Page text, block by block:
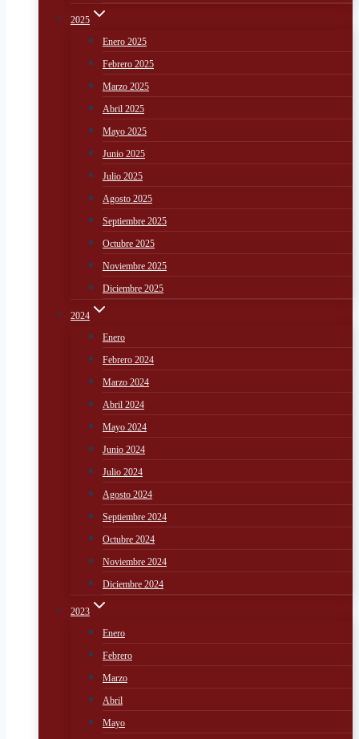
2025
Enero 2025
Febrero 2025
Marzo 2025
Abril 2025
Mayo 2025
Junio 2025
Julio 2025
Agosto 2025
Septiembre 2025
Octubre 2025
Noviembre 2025
Diciembre 2025
2024
Enero
Febrero 2024
Marzo 2024
Abril 2024
Mayo 2024
Junio 2024
Julio 2024
Agosto 2024
Septiembre 2024
Octubre 2024
Noviembre 2024
Diciembre 2024
2023
Enero
Febrero
Marzo
Abril
Mayo